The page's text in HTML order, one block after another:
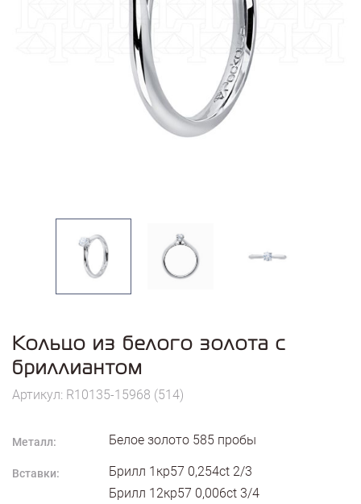
Кольцо из белого золота с
бриллиантом
Артикул: R10135-15968 (514)
Металл: Белое золото 585 пробы
Вставки:
Брилл 1кр57 0,254ct 2/3
Брилл 12кр57 0,006ct 3/4